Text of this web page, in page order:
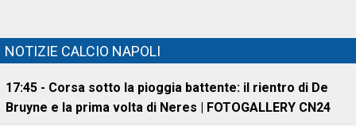
NOTIZIE CALCIO NAPOLI
17:45 - Corsa sotto la pioggia battente: il rientro di De
Bruyne e la prima volta di Neres | FOTOGALLERY CN24